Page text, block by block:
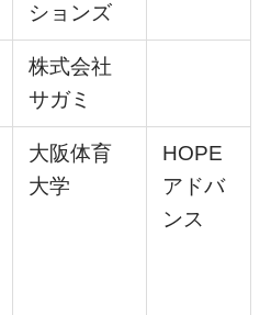
ションズ
株式会社
サガミ
⼤阪体育
⼤学
HOPE
アドバ
ンス